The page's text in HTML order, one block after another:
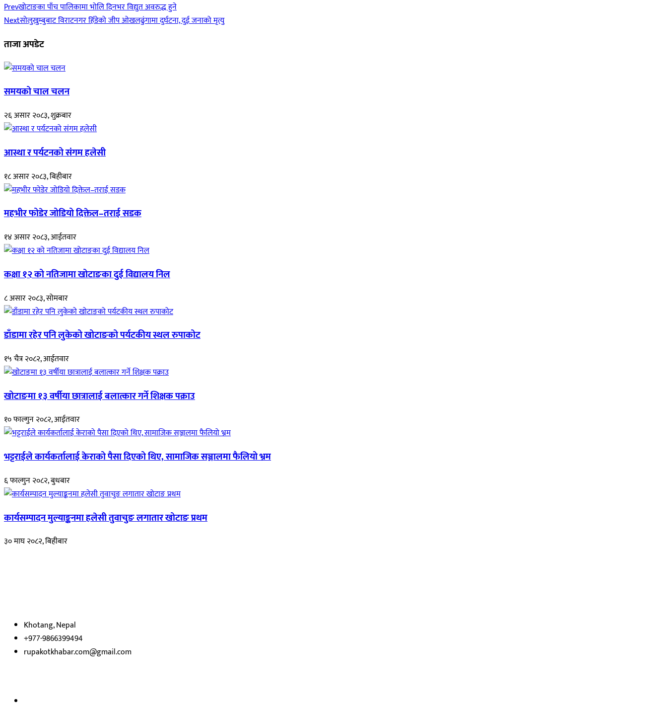
Prevखोटाङका पाँच पालिकामा भोलि दिनभर विद्युत अवरुद्ध हुने
Nextसोलुखुम्बुबाट विराटनगर हिँडेको जीप ओखलढुंगामा दुर्घटना, दुई जनाको मृत्यु
ताजा अपडेट
समयको चाल चलन
२६ असार २०८३, शुक्रबार
आस्था र पर्यटनको संगम हलेसी
१८ असार २०८३, बिहीबार
महभीर फोडेर जोडियो दिक्तेल–तराई सडक
१४ असार २०८३, आईतवार
कक्षा १२ को नतिजामा खोटाङका दुई विद्यालय निल
८ असार २०८३, सोमबार
डाँडामा रहेर पनि लुकेको खोटाङको पर्यटकीय स्थल रुपाकोट
१५ चैत्र २०८२, आईतवार
खोटाङमा १३ वर्षीया छात्रालाई बलात्कार गर्ने शिक्षक पक्राउ
१० फाल्गुन २०८२, आईतवार
भट्टराईले कार्यकर्तालाई केराको पैसा दिएको थिए, सामाजिक सञ्जालमा फैलियो भ्रम
६ फाल्गुन २०८२, बुधबार
कार्यसम्पादन मुल्याङ्कनमा हलेसी तुवाचुङ लगातार खोटाङ प्रथम
३० माघ २०८२, बिहीबार
Khotang, Nepal
+977-9866399494
rupakotkhabar.com@gmail.com